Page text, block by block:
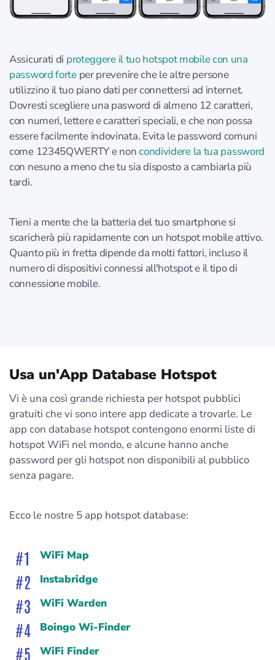
Assicurati di proteggere il tuo hotspot mobile con una
password forteper prevenire che le altre persone
utilizzino il tuo piano dati per connettersi ad internet.
Dovresti scegliere una pasword di almeno 12 caratteri,
con numeri, lettere e caratteri speciali, e che non possa
essere facilmente indovinata. Evita le password comuni
come 12345QWERTY e noncondividere la tua password
con nesuno a meno che tu sia disposto a cambiarla più
tardi.
Tieni a mente che la batteria del tuo smartphone si
scaricherà più rapidamente con un hotspot mobile attivo.
Quanto più in fretta dipende da molti fattori, incluso il
numero di dispositivi connessi all'hotspot e il tipo di
connessione mobile.
Usa un'App Database Hotspot
Vi è una così grande richiesta per hotspot pubblici
gratuiti che vi sono intere app dedicate a trovarle. Le
app con database hotspot contengono enormi liste di
hotspot WiFi nel mondo, e alcune hanno anche
password per gli hotspot non disponibili al pubblico
senza pagare.
Ecco le nostre 5 app hotspot database:
WiFi Map
Instabridge
WiFi Warden
Boingo Wi-Finder
WiFi Finder